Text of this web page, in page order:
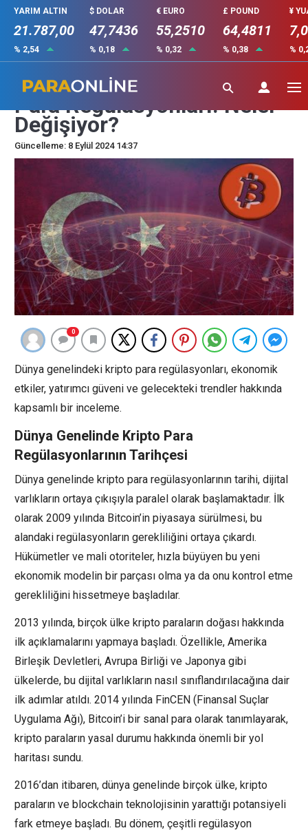
YARIM ALTIN
21.787,00
% 2,54
$ DOLAR
47,7436
% 0,18
€ EURO
55,2510
% 0,32
£ POUND
64,4811
% 0,38
¥
%
Dünya Genelinde Kripto
Para Regülasyonları: Neler
Değişiyor?
Güncelleme: 8 Eylül 2024 14:37
0
Dünya genelindeki kripto para regülasyonları, ekonomik
etkiler, yatırımcı güveni ve gelecekteki trendler hakkında
kapsamlı bir inceleme.
Dünya Genelinde Kripto Para
Regülasyonlarının Tarihçesi
Dünya genelinde kripto para regülasyonlarının tarihi, dijital
varlıkların ortaya çıkışıyla paralel olarak başlamaktadır. İlk
olarak 2009 yılında Bitcoin’in piyasaya sürülmesi, bu
alandaki regülasyonların gerekliliğini ortaya çıkardı.
Hükümetler ve mali otoriteler, hızla büyüyen bu yeni
ekonomik modelin bir parçası olma ya da onu kontrol etme
gerekliliğini hissetmeye başladılar.
2013 yılında, birçok ülke kripto paraların doğası hakkında
ilk açıklamalarını yapmaya başladı. Özellikle, Amerika
Birleşik Devletleri, Avrupa Birliği ve Japonya gibi
ülkelerde, bu dijital varlıkların nasıl sınıflandırılacağına dair
ilk adımlar atıldı. 2014 yılında FinCEN (Finansal Suçlar
Uygulama Ağı), Bitcoin’i bir sanal para olarak tanımlayarak,
kripto paraların yasal durumu hakkında önemli bir yol
haritası sundu.
2016’dan itibaren, dünya genelinde birçok ülke, kripto
paraların ve blockchain teknolojisinin yarattığı potansiyeli
fark etmeye başladı. Bu dönem, çeşitli regülasyon